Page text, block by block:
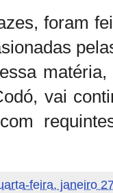
foram
vai
feira, janeiro